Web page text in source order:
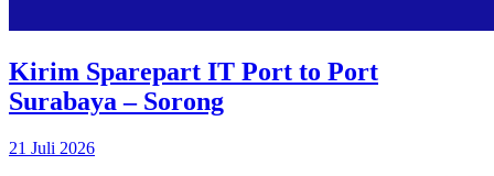
Kirim Sparepart IT Port to Port
Surabaya – Sorong
21 Juli 2026